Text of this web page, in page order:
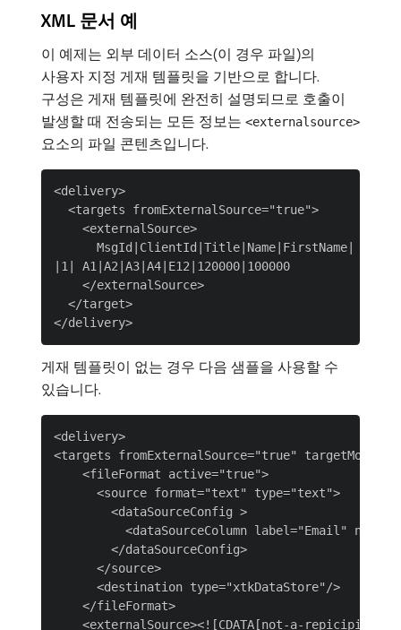
XML 문서 예
이 예제는 외부 데이터 소스(이 경우 파일)의
사용자 지정 게재 템플릿을 기반으로 합니다.
구성은 게재 템플릿에 완전히 설명되므로 호출이
발생할 때 전송되는 모든 정보는 <externalsource>
요소의 파일 콘텐츠입니다.
<delivery>
  <targets fromExternalSource="true">
    <externalSource>
MsgId|ClientId|Title|Name|FirstName|
|1| A1|A2|A3|A4|E12|120000|100000
    </externalSource>
  </target>
게재 템플릿이 없는 경우 다음 샘플을 사용할 수
있습니다.
<delivery>
<targets fromExternalSource="true"
    <fileFormat active="true">
      <source format="text" type="text">
        <dataSourceConfig >
<dataSourceColumn label="Email"
        </dataSourceConfig>
      </source>
      <destination type="xtkDataStore"/>
    </fileFormat>
<externalSource><![CDATA[not-a-